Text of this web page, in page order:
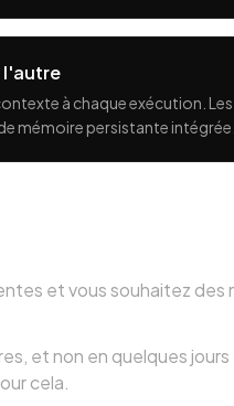
l'autre
à chaque exécution.
mémoire persistante intégrée.
et vous souhaitez des
et non en quelques jours
cela.